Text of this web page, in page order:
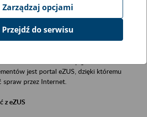
eZUS
jest portal eZUS, dzięki któremu
spraw przez Internet.
z eZUS
Zarządzaj opcjami
Przejdź do serwisu